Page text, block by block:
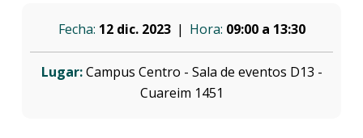
Fecha: 12 dic. 2023 Hora: 09:00 a 13:30
Lugar: Campus Centro - Sala de eventos D13 -
Cuareim 1451